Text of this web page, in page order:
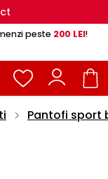
peste 200 LEI!
Pantofi sport